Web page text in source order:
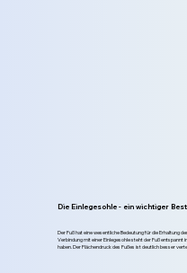
Die Einlegesohle - ein wichtiger
Der Fuß hat eine wesentliche Bedeutung für die Erhaltung
Verbindung mit einer Einlegesohle steht der Fuß entspannt
haben. Der Flächendruck des Fußes ist deutlich besser